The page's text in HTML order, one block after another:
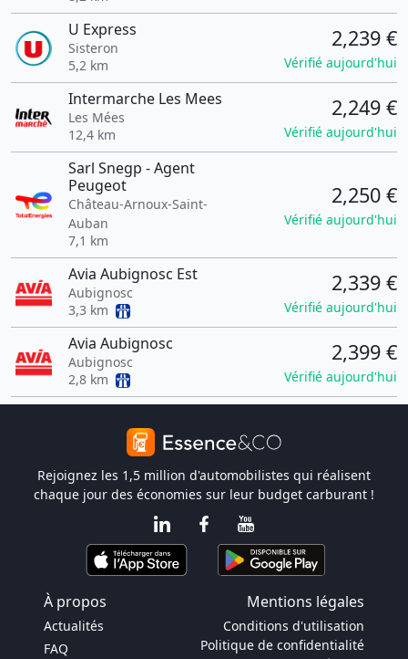
U Express
Sisteron
5,2 km
2,239 €
Vérifié aujourd'hui
Intermarche Les Mees
Les Mées
12,4 km
2,249 €
Vérifié aujourd'hui
Sarl Snegp - Agent
Peugeot
Château-Arnoux-Saint-
Auban
7,1 km
2,250 €
Vérifié aujourd'hui
Avia Aubignosc Est
Aubignosc
3,3 km
2,339 €
Vérifié aujourd'hui
Avia Aubignosc
Aubignosc
2,8 km
2,399 €
Vérifié aujourd'hui
Rejoignez les 1,5 million d'automobilistes qui réalisent
chaque jour des économies sur leur budget carburant !
À propos Mentions légales
Actualités
FAQ
Conditions d'utilisation
Politique de confidentialité